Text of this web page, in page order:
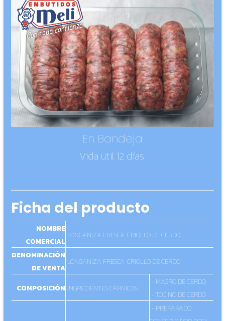
En Bandeja
Vida util 12 días.
Ficha del producto
NOMBRE
COMERCIAL
LONGANIZA FRESCA CRIOLLO DE CERDO
DENOMINACIÓN
DE VENTA
LONGANIZA FRESCA CRIOLLO DE CERDO
COMPOSICIÓN INGREDIENTES CÁRNICOS
- MAGRO DE CERDO
- TOCINO DE CERDO
- PREPARADO